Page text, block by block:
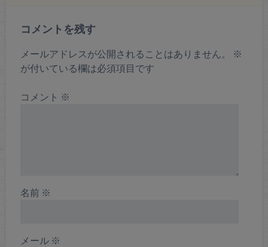
コメントを残す
メールアドレスが公開されることはありません。
※
が付いている欄は必須項目です
コメント ※
名前 ※
メール ※